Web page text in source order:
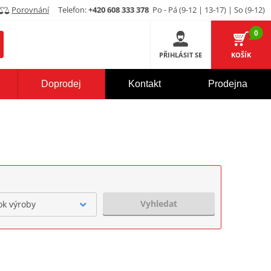
Porovnání Telefon:+420 608 333 378 Po - Pá (9-12 | 13-17) | So (9-12)
PŘIHLÁSIT SE
0
KOŠÍK
Doprodej Kontakt Prodejna
výroby Vyhledat